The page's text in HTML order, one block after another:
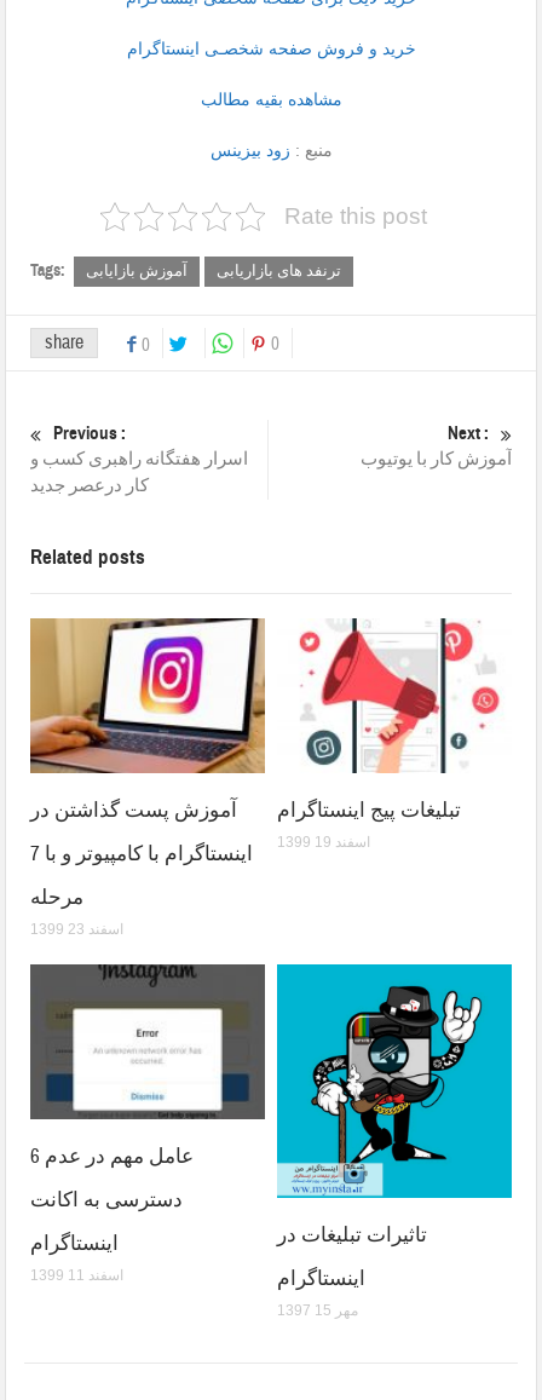
خرید و فروش صفحه شخصـی اینستاگرام
مشاهده بقیه مطالب
منبع : زود بیزینس
Rate this post
Tags: آموزش بازایابی ترنفد های بازاریابی
share 0 0
Previous :
اسرار هفتگانه راهبری کسب و
کار درعصر جدید
Next :
آموزش کار با یوتیوب
Related posts
آموزش پست گذاشتن در
اینستاگرام با کامپیوتر و با 7
مرحله
1399 اسفند 23
تبلیغات پیج اینستاگرام
1399 اسفند 19
6 عامل مهم در عدم
دسترسی به اکانت
اینستاگرام
1399 اسفند 11
تاثیرات تبلیغات در
اینستاگرام
1397 مهر 15